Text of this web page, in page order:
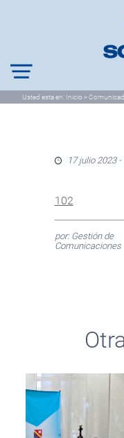
Usted esta en: Inicio >
17 julio 2023
102
por: Gestión de
Comunicaciones